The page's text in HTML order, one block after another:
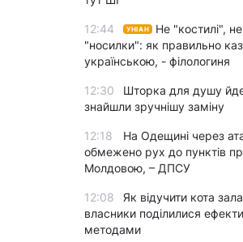
12:44 УНІАН
Не "костилі",
"носилки": як правильно
українською, - філологиня
12:30
Шторка для душу
знайшли зручнішу заміну
12:18
На Одещині через
обмежено рух до пунктів
Молдовою, – ДПСУ
12:08
Як відучити кота
власники поділилися
методами